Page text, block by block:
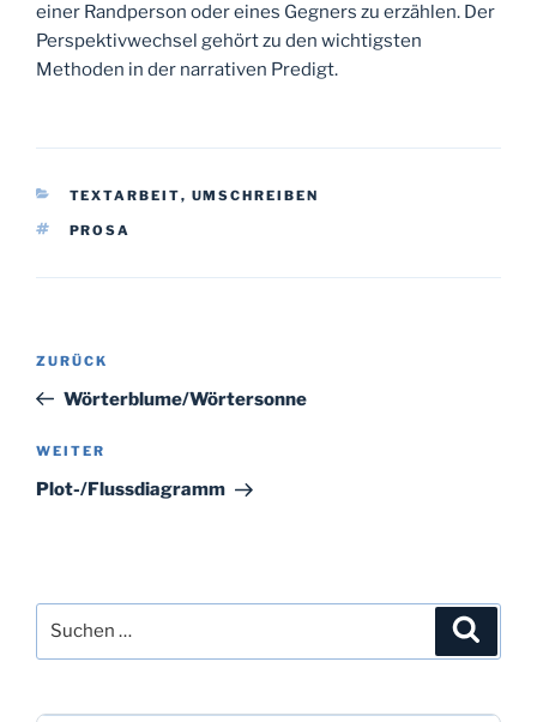
einer Randperson oder eines Gegners zu erzählen. Der
Perspektivwechsel gehört zu den wichtigsten
Methoden in der narrativen Predigt.
KATEGORIEN
TEXTARBEIT, UMSCHREIBEN
SCHLAGWÖRTER
PROSA
Beitragsnavigation
Vorheriger
Beitrag
ZURÜCK
Wörterblume/Wörtersonne
Nächster
Beitrag
WEITER
Plot-/Flussdiagramm
nach: